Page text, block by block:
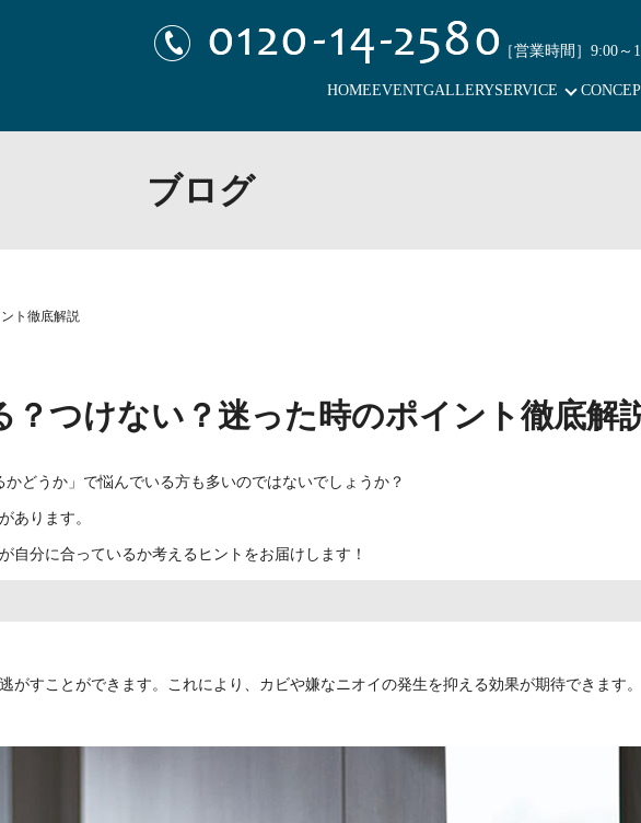
HOMEEVENTGALLERYSERVICE
［営業時間］9:00
ブログ
ト徹底解説
？つけない？迷った時のポイント徹底解
どうか」で悩んでいる方も多いのではないでしょうか？
あります。
分に合っているか考えるヒントをお届けします！
すことができます。これにより、カビや嫌なニオイの発生を抑える効果が期待できます。